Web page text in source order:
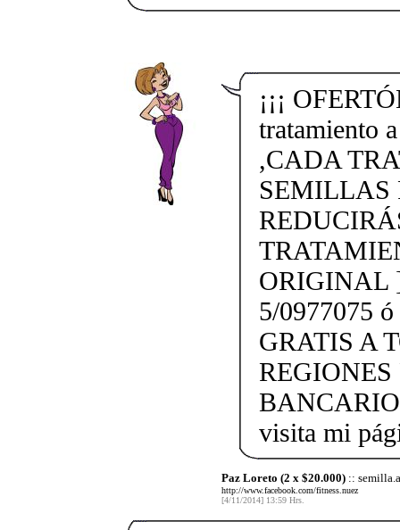
¡¡¡
tratamiento
,CADA
SEMILLAS
ORIGINAL
5/0977075
GRATIS A
visita mi
Paz Loreto (2 x $20.000)::
http://www.facebook.com/fitness.nuez
[4/11/2014] 13:59 Hrs.